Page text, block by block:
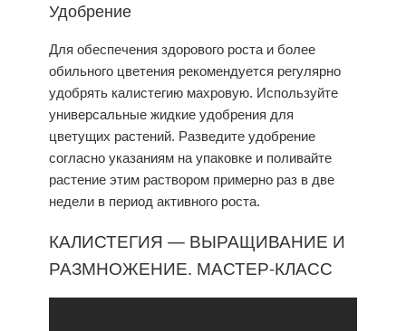
Удобрение
Для обеспечения здорового роста и более
обильного цветения рекомендуется регулярно
удобрять калистегию махровую. Используйте
универсальные жидкие удобрения для
цветущих растений. Разведите удобрение
согласно указаниям на упаковке и поливайте
растение этим раствором примерно раз в две
недели в период активного роста.
КАЛИСТЕГИЯ — ВЫРАЩИВАНИЕ И
РАЗМНОЖЕНИЕ. МАСТЕР-КЛАСС